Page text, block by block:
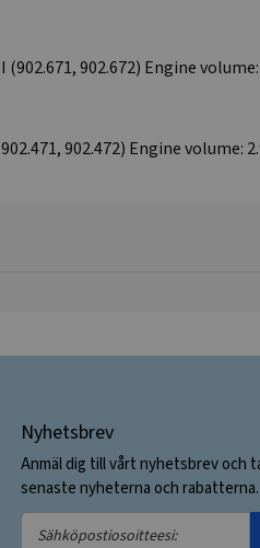
(902.671, 902.672) Engine
902.472) Engine volume:
Nyhetsbrev
Anmäl dig till vårt nyhetsbrev och
senaste nyheterna och rabatterna.
Sähköpostiosoitteesi: